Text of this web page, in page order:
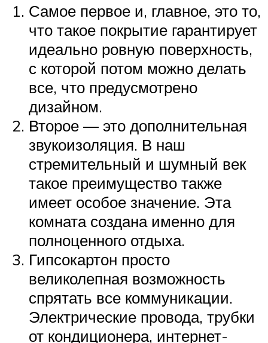
Самое первое и, главное, это то,
что такое покрытие гарантирует
идеально ровную поверхность,
с которой потом можно делать
все, что предусмотрено
дизайном.
Второе — это дополнительная
звукоизоляция. В наш
стремительный и шумный век
такое преимущество также
имеет особое значение. Эта
комната создана именно для
полноценного отдыха.
Гипсокартон просто
великолепная возможность
спрятать все коммуникации.
Электрические провода, трубки
от кондиционера, интернет-